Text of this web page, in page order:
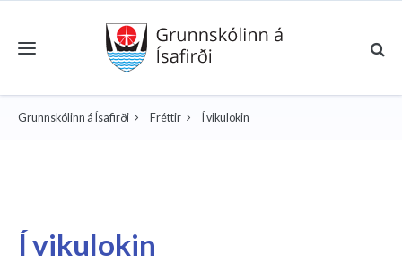
Toggle navigation
Grunnskólinn á Ísafirði Fréttir Í vikulokin
Í vikulokin